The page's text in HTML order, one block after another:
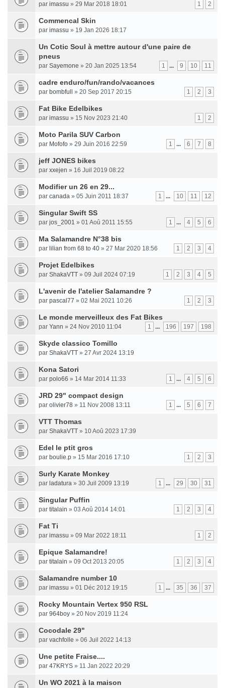
1 2
par imassu » 29 Mar 2018 18:01
Commencal Skin
par imassu » 19 Jan 2026 18:17
Un Cotic Soul à mettre autour d'une paire de
pneus
1 ... 9 10 11
par Sayemone » 20 Jan 2025 13:54
cadre enduro/fun/rando/vacances
1 2 3
par bombfull » 20 Sep 2017 20:15
Fat Bike Edelbikes
1 2
par imassu » 15 Nov 2023 21:40
Moto Parila SUV Carbon
1 ... 6 7 8
par Mofofo » 29 Juin 2016 22:59
jeff JONES bikes
par xxejen » 16 Juil 2019 08:22
Modifier un 26 en 29...
1 ... 10 11 12
par canada » 05 Juin 2011 18:37
Singular Swift SS
1 ... 4 5 6
par jos_2001 » 01 Aoû 2011 15:55
Ma Salamandre N°38 bis
1 2 3 4
par lilian from 68 to 40 » 27 Mar 2020 18:56
Projet Edelbikes
1 2 3 4 5
par ShakaVTT » 09 Juil 2024 07:19
L'avenir de l'atelier Salamandre ?
1 2 3
par pascal77 » 02 Mai 2021 10:26
Le monde merveilleux des Fat Bikes
1 ... 196 197 198
par Yann » 24 Nov 2010 11:04
Skyde classico Tomillo
par ShakaVTT » 27 Avr 2024 13:19
Kona Satori
1 ... 4 5 6
par polo66 » 14 Mar 2014 11:33
JRD 29" compact design
1 ... 5 6 7
par olivier78 » 11 Nov 2008 13:11
VTT Thomas
par ShakaVTT » 10 Aoû 2023 17:39
Edel le ptit gros
1 2 3
par boulie.p » 15 Mar 2016 17:10
Surly Karate Monkey
1 ... 29 30 31
par ladatura » 30 Juil 2009 13:19
Singular Puffin
1 2 3 4
par titalain » 03 Aoû 2014 14:01
Fat Ti
1 2
par imassu » 09 Mar 2022 18:11
Epique Salamandre!
1 2 3 4
par titalain » 09 Oct 2013 20:05
Salamandre number 10
1 ... 35 36 37
par imassu » 01 Déc 2012 19:15
Rocky Mountain Vertex 950 RSL
par 964boy » 20 Nov 2019 11:24
Cocodale 29"
par vachfolle » 06 Juil 2022 14:13
Une petite Fraise....
par 47KRYS » 11 Jan 2022 20:29
Un WO 2021 à la maison